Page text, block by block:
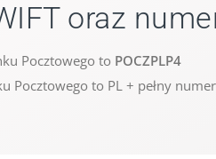
oraz
Pocztowego to POCZPLP4
Pocztowego to PL + pełny